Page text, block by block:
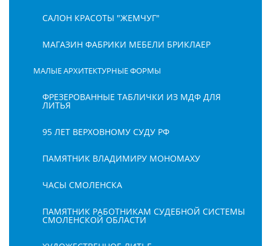
САЛОН КРАСОТЫ "ЖЕМЧУГ"
МАГАЗИН ФАБРИКИ МЕБЕЛИ БРИКЛАЕР
МАЛЫЕ АРХИТЕКТУРНЫЕ ФОРМЫ
ФРЕЗЕРОВАННЫЕ ТАБЛИЧКИ ИЗ МДФ ДЛЯ
ЛИТЬЯ
95 ЛЕТ ВЕРХОВНОМУ СУДУ РФ
ПАМЯТНИК ВЛАДИМИРУ МОНОМАХУ
ЧАСЫ СМОЛЕНСКА
ПАМЯТНИК РАБОТНИКАМ СУДЕБНОЙ СИСТЕМЫ
СМОЛЕНСКОЙ ОБЛАСТИ